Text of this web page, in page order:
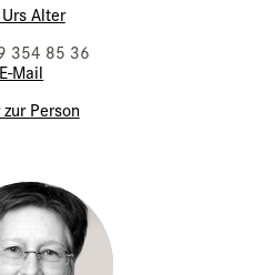
Alter
354 85 36
E-Mail
Person